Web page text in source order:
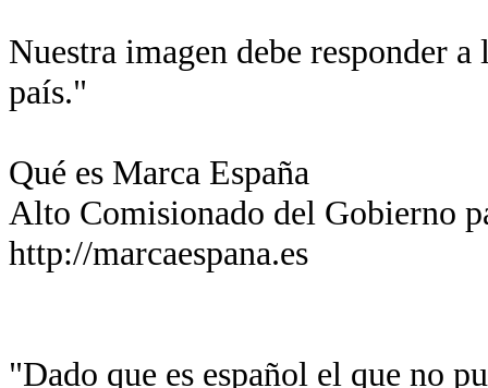
Nuestra imagen debe responder
país."
Qué es Marca España
Alto Comisionado del Gobierno
http://marcaespana.es
"Dado que es español el que no